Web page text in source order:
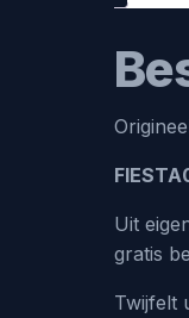
Uit
gratis
Twijfelt